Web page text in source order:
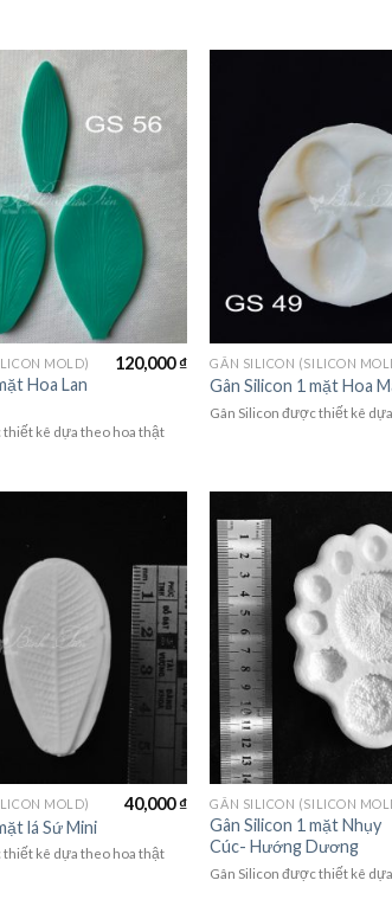
MOLD)
Hoa Lan
120,000₫
thiết kê dựa theo hoa thật
GÂN SILICON (SILICON
Gân Silicon 1 mặt Hoa
Gân Silicon được thiết kê
MOLD)
lá Sứ Mini
40,000₫
thiết kê dựa theo hoa thật
GÂN SILICON (SILICON
Gân Silicon 1 mặt Nhụy
Cúc- Hướng Dương
Gân Silicon được thiết kê